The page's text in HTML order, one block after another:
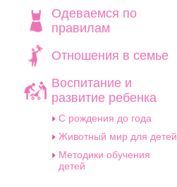
Одеваемся по
правилам
Отношения в семье
Воспитание и
развитие ребенка
C рождения до года
Животный мир для детей
Методики обучения
детей